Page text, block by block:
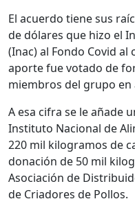
El acuerdo tiene sus
de dólares que hizo el
(Inac) al Fondo Covid al
aporte fue votado de
miembros del grupo en
A esa cifra se le añade
Instituto Nacional de
220 mil kilogramos de
donación de 50 mil
Asociación de
de Criadores de Pollos.